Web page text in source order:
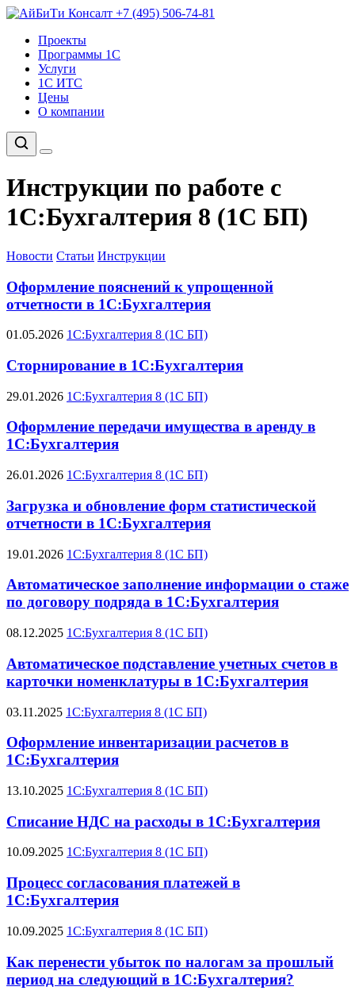
+7 (495) 506-74-81
Проекты
Программы 1С
Услуги
1С ИТС
Цены
О компании
Инструкции по работе с
1С:Бухгалтерия 8 (1С БП)
Новости Статьи Инструкции
Оформление пояснений к упрощенной
отчетности в 1С:Бухгалтерия
01.05.2026 1С:Бухгалтерия 8 (1С БП)
Сторнирование в 1С:Бухгалтерия
29.01.2026 1С:Бухгалтерия 8 (1С БП)
Оформление передачи имущества в аренду в
1С:Бухгалтерия
26.01.2026 1С:Бухгалтерия 8 (1С БП)
Загрузка и обновление форм статистической
отчетности в 1С:Бухгалтерия
19.01.2026 1С:Бухгалтерия 8 (1С БП)
Автоматическое заполнение информации о стаже
по договору подряда в 1С:Бухгалтерия
08.12.2025 1С:Бухгалтерия 8 (1С БП)
Автоматическое подставление учетных счетов в
карточки номенклатуры в 1С:Бухгалтерия
03.11.2025 1С:Бухгалтерия 8 (1С БП)
Оформление инвентаризации расчетов в
1С:Бухгалтерия
13.10.2025 1С:Бухгалтерия 8 (1С БП)
Списание НДС на расходы в 1С:Бухгалтерия
10.09.2025 1С:Бухгалтерия 8 (1С БП)
Процесс согласования платежей в
1С:Бухгалтерия
10.09.2025 1С:Бухгалтерия 8 (1С БП)
Как перенести убыток по налогам за прошлый
период на следующий в 1С:Бухгалтерия?